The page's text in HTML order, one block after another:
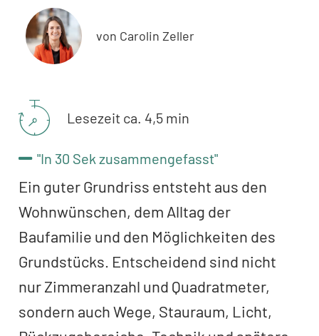
von Carolin Zeller
Lesezeit ca. 4,5 min
"In 30 Sek zusammengefasst"
Ein guter Grundriss entsteht aus den
Wohnwünschen, dem Alltag der
Baufamilie und den Möglichkeiten des
Grundstücks. Entscheidend sind nicht
nur Zimmeranzahl und Quadratmeter,
sondern auch Wege, Stauraum, Licht,